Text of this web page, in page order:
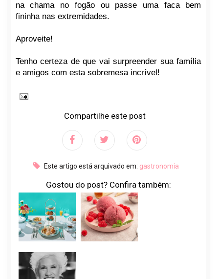
na chama no fogão ou passe uma faca bem
fininha nas extremidades.
Aproveite!
Tenho certeza de que vai surpreender sua família
e amigos com esta sobremesa incrível!
Compartilhe este post
Este artigo está arquivado em: gastronomia
Gostou do post? Confira também: